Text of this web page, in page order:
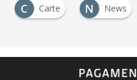
C
Carte N News